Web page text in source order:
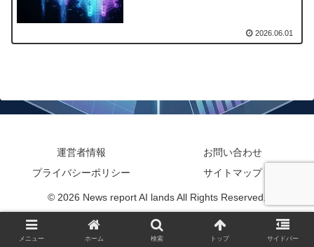
2026.06.01
運営者情報
お問い合わせ
プライバシーポリシー
サイトマップ
© 2026 News report AI lands All Rights Reserved.
メニュー ホーム 検索 トップ サイドバー